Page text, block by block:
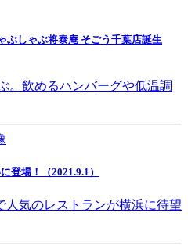
ぶしゃぶ将泰庵 そごう千葉店誕生
。飲めるハンバーグや低温調
登場！（2021.9.1）
気のレストランが横浜に待望